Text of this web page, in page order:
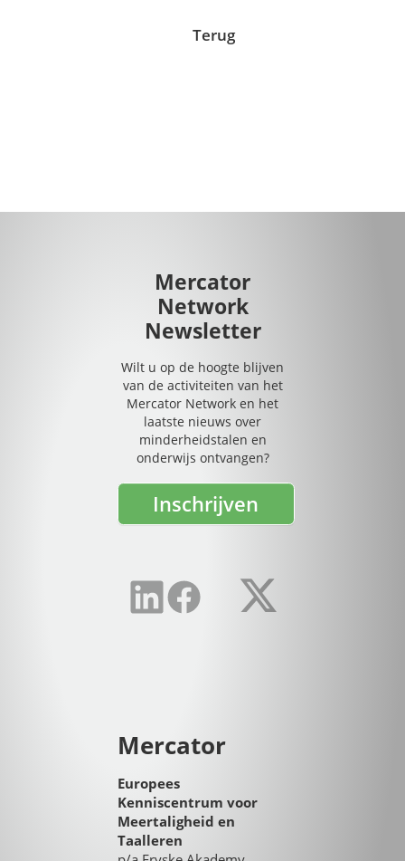
Terug
Mercator
Network
Newsletter
Wilt u op de hoogte blijven
van de activiteiten van het
Mercator Network en het
laatste nieuws over
minderheidstalen en
onderwijs ontvangen?
Inschrijven
Mercator
Europees
Kenniscentrum voor
Meertaligheid en
Taalleren